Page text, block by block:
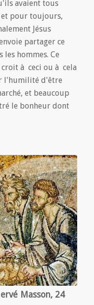
avaient tous
pour toujours,
Jésus
partager ce
hommes. Ce
à ceci ou à cela
l'humilité d'être
et beaucoup
le bonheur dont
Masson, 24